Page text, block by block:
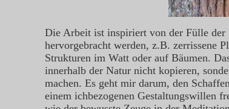
Die Arbeit ist inspiriert von der Fülle
hervorgebracht werden, z.B. zerrissene
Strukturen im Watt oder auf Bäumen.
innerhalb der Natur nicht kopieren,
machen. Es geht mir darum, den
einem ichbezogenen Gestaltungswillen